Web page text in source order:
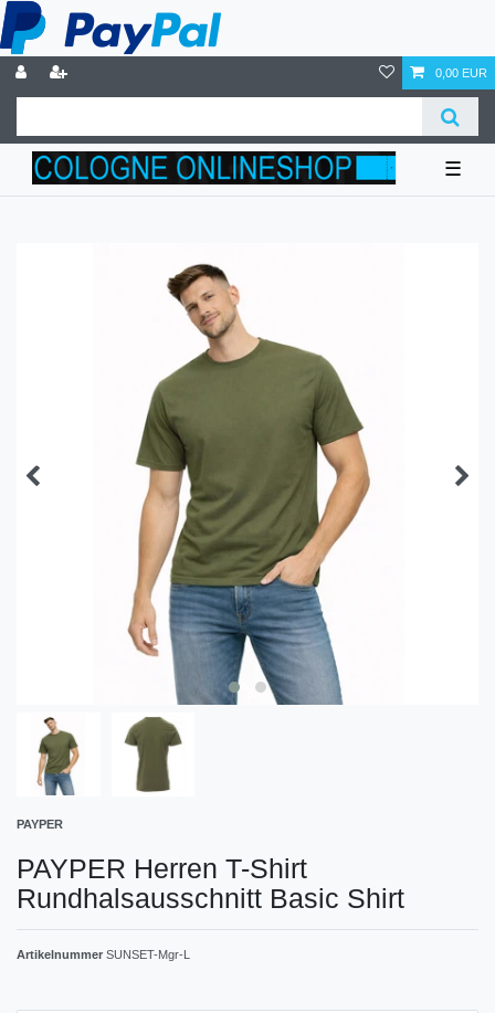
0,00 EUR
☰
PAYPER
PAYPER Herren T-Shirt
Rundhalsausschnitt Basic Shirt
Artikelnummer SUNSET-Mgr-L